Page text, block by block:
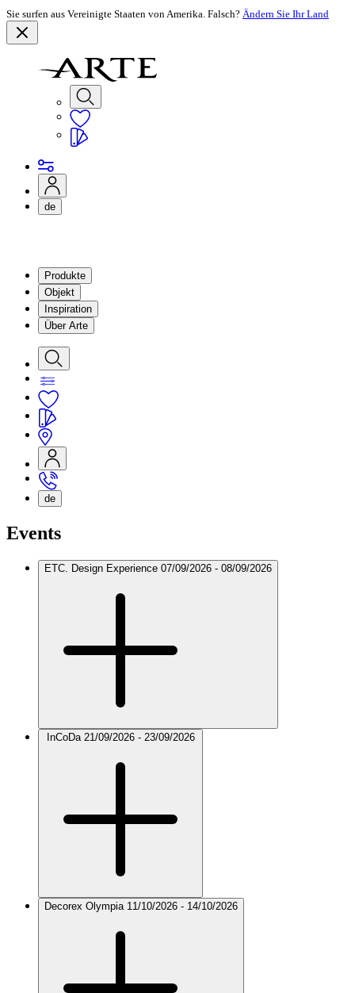
Sie surfen aus Vereinigte Staaten von Amerika. Falsch? Ändern Sie Ihr Land
de
Produkte
Objekt
Inspiration
Über Arte
de
Events
ETC. Design Experience 07/09/2026 - 08/09/2026
InCoDa 21/09/2026 - 23/09/2026
Decorex Olympia 11/10/2026 - 14/10/2026